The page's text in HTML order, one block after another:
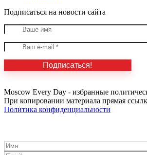
Подписаться на новости сайта
Moscow Every Day - избранные
При копировании материала прямая
Политика конфиденциальности